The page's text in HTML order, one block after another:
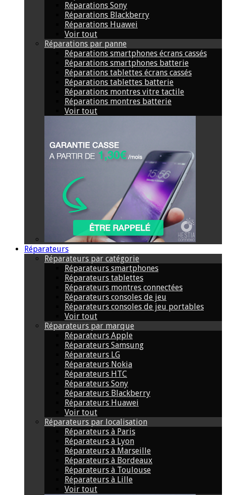
Réparations Sony
Réparations Blackberry
Réparations Huawei
Voir tout
Réparations par panne
Réparations smartphones écrans cassés
Réparations smartphones batterie
Réparations tablettes écrans cassés
Réparations tablettes batterie
Réparations montres vitre tactile
Réparations montres batterie
Voir tout
Réparateurs
Réparateurs par catégorie
Réparateurs smartphones
Réparateurs tablettes
Réparateurs montres connectées
Réparateurs consoles de jeu
Réparateurs consoles de jeu portables
Voir tout
Réparateurs par marque
Réparateurs Apple
Réparateurs Samsung
Réparateurs LG
Réparateurs Nokia
Réparateurs HTC
Réparateurs Sony
Réparateurs Blackberry
Réparateurs Huawei
Voir tout
Réparateurs par localisation
Réparateurs à Paris
Réparateurs à Lyon
Réparateurs à Marseille
Réparateurs à Bordeaux
Réparateurs à Toulouse
Réparateurs à Lille
Voir tout